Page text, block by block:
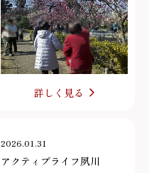
詳しく見る
2026.01.31
アクティブライフ夙川